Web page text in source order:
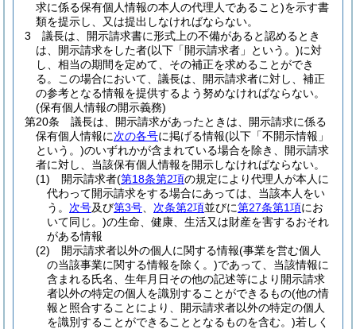
求に係る保有個人情報の本人の代理人であること)を示す書
類を提示し、又は提出しなければならない。
3
議長は、開示請求書に形式上の不備があると認めるとき
は、開示請求をした者(以下「開示請求者」という。)に対
し、相当の期間を定めて、その補正を求めることができ
る。
この場合において、議長は、開示請求者に対し、補正
の参考となる情報を提供するよう努めなければならない。
(保有個人情報の開示義務)
第20条
議長は、開示請求があったときは、開示請求に係る
保有個人情報に次の各号に掲げる情報(以下「不開示情報」
という。)のいずれかが含まれている場合を除き、開示請求
者に対し、当該保有個人情報を開示しなければならない。
(1)
開示請求者(第18条第2項の規定により代理人が本人に
代わって開示請求をする場合にあっては、当該本人をい
う。 次号及び第3号 次条第2項並びに第27条第1項にお
いて同じ。)の生命、健康、生活又は財産を害するおそれ
がある情報
(2)
開示請求者以外の個人に関する情報(事業を営む個人
の当該事業に関する情報を除く。)であって、当該情報に
含まれる氏名、生年月日その他の記述等により開示請求
者以外の特定の個人を識別することができるもの(他の情
報と照合することにより、開示請求者以外の特定の個人
を識別することができることとなるものを含む。)若しく